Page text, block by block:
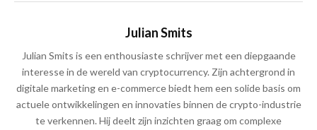
Julian Smits
Julian Smits is een enthousiaste schrijver met een diepgaande
interesse in de wereld van cryptocurrency. Zijn achtergrond in
digitale marketing en e-commerce biedt hem een solide basis om
actuele ontwikkelingen en innovaties binnen de crypto-industrie
te verkennen. Hij deelt zijn inzichten graag om complexe